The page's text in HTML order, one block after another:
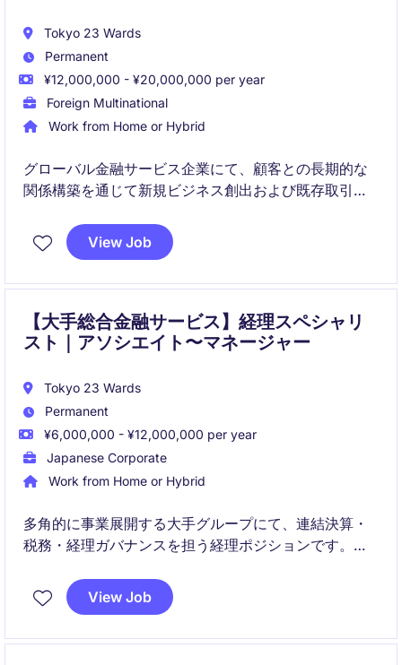
Tokyo 23 Wards
Permanent
¥12,000,000 - ¥20,000,000 per year
Foreign Multinational
Work from Home or Hybrid
グローバル金融サービス企業にて、顧客との長期的な
関係構築を通じて新規ビジネス創出および既存取引拡
握、社内関係者との連携を通じて、顧客満足度と収益
向上に貢献するポジションです。
View Job
【大手総合金融サービス】経理スペシャリ
スト｜アソシエイト〜マネージャー
Tokyo 23 Wards
Permanent
¥6,000,000 - ¥12,000,000 per year
Japanese Corporate
Work from Home or Hybrid
多角的に事業展開する大手グループにて、連結決算・
税務・経理ガバナンスを担う経理ポジションです。
ご経験に応じて、決算実務からM&A支援、経理プロセ
ス改革まで幅広く関与いただきます。
View Job